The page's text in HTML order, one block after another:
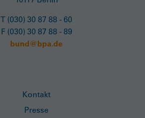
T (030) 30 87 88 - 60
F (030) 30 87 88 - 89
bund@bpa.de
Kontakt
Presse